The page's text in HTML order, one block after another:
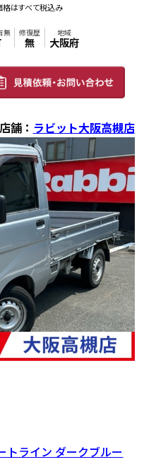
はすべて税込み
検有無
有
修復歴
無
地域
大阪府
舗： ラビット大阪高槻店
トライン ダークブルー